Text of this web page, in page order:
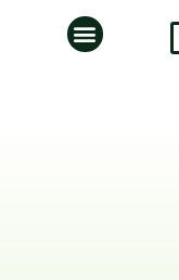
Menu